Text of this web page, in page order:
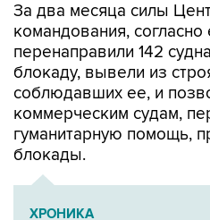
За два месяца силы
командования,
перенаправили 142
блокаду, вывели из
соблюдавших ее, и
коммерческим судам,
гуманитарную помощь,
блокады.
ХРОНИКА